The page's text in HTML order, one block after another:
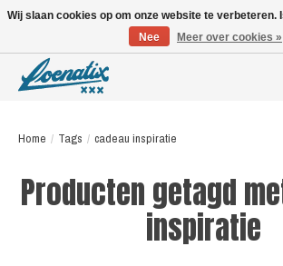
Home / Tags / cadeau inspiratie
Producten getagd
inspiratie
Wij slaan cookies op om onze website te verbeteren.
Nee
Meer over cookies »